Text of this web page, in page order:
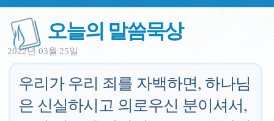
오늘의 말씀묵상
2022년 03월 25일
우리가 우리 죄를 자백하면, 하나님
은 신실하시고 의로우신 분이셔서,